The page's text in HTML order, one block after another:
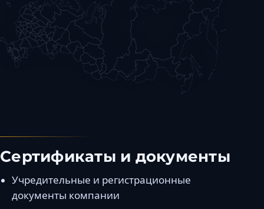
Сертификаты и документы
Учредительные и регистрационные
документы компании